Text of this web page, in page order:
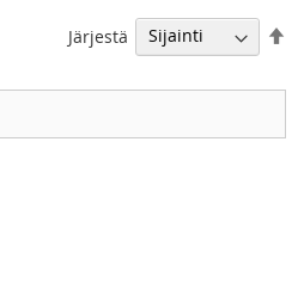
Järjestä